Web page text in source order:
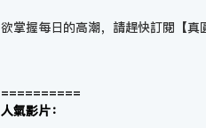
欲掌握每日的高潮，請趕快訂閱【真
==========
人氣影片：